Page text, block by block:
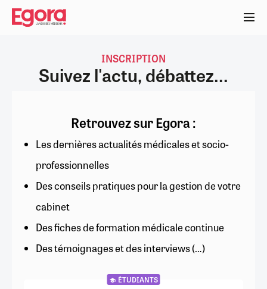
Aller
contenu
INSCRIPTION
Suivez l'actu, débattez...
Retrouvez sur Egora :
Les dernières actualités médicales et socio-
professionnelles
Des conseils pratiques pour la gestion de votre
cabinet
Des fiches de formation médicale continue
Des témoignages et des interviews (…)
ÉTUDIANTS